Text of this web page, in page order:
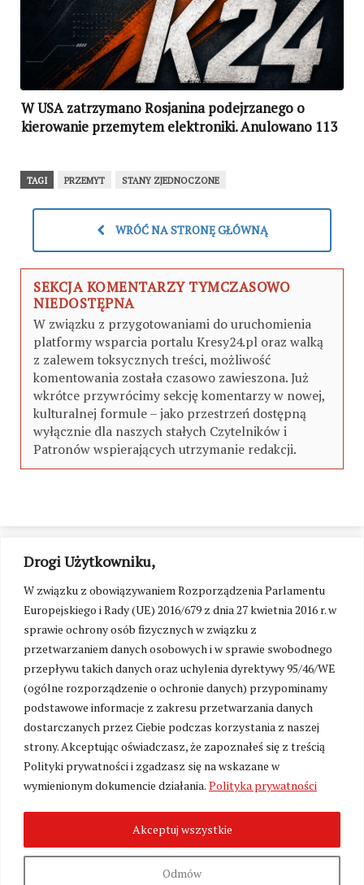
Drogi Użytkowniku,
W związku z obowiązywaniem Rozporządzenia Parlamentu
Europejskiego i Rady (UE) 2016/679 z dnia 27 kwietnia 2016 r. w
sprawie ochrony osób fizycznych w związku z
przetwarzaniem danych osobowych i w sprawie swobodnego
przepływu takich danych oraz uchylenia dyrektywy 95/46/WE
(ogólne rozporządzenie o ochronie danych) przypominamy
podstawowe informacje z zakresu przetwarzania danych
dostarczanych przez Ciebie podczas korzystania z naszej
strony. Akceptując oświadczasz, że zapoznałeś się z treścią
Polityki prywatności i zgadzasz się na wskazane w
wymienionym dokumencie działania. Polityka prywatności
Odmów
Akceptuj wszystkie
W USA zatrzymano Rosjanina podejrzanego o
kierowanie przemytem elektroniki. Anulowano 113
TAGI PRZEMYT STANY ZJEDNOCZONE
WRÓĆ NA STRONĘ GŁÓWNĄ
SEKCJA KOMENTARZY TYMCZASOWO
NIEDOSTĘPNA
W związku z przygotowaniami do uruchomienia
platformy wsparcia portalu Kresy24.pl oraz walką
z zalewem toksycznych treści, możliwość
komentowania została czasowo zawieszona. Już
wkrótce przywrócimy sekcję komentarzy w nowej,
kulturalnej formule – jako przestrzeń dostępną
wyłącznie dla naszych stałych Czytelników i
Patronów wspierających utrzymanie redakcji.
Zmień ustawienia cookies
2026. Wszelkie Prawa Zastrzeżone.
Polityka prywatności
Fundacja Wolność i Demokracja